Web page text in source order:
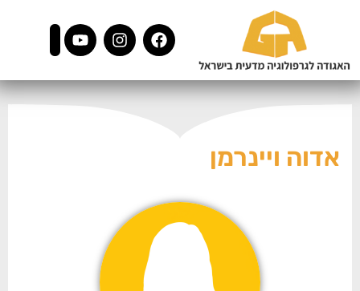
אדוה ויינרמן